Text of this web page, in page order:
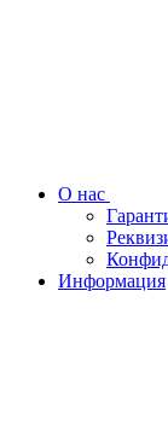
О нас
Информация